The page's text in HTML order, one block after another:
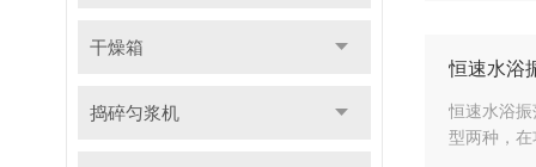
干燥箱
捣碎匀浆机
恒速水浴
恒速水浴
型两种，